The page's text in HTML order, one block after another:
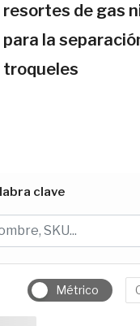
resortes de gas
para la
troqueles
clave
clave
Métrico